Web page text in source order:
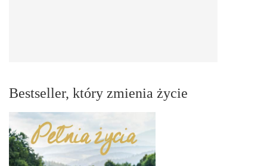
Bestseller, który zmienia życie